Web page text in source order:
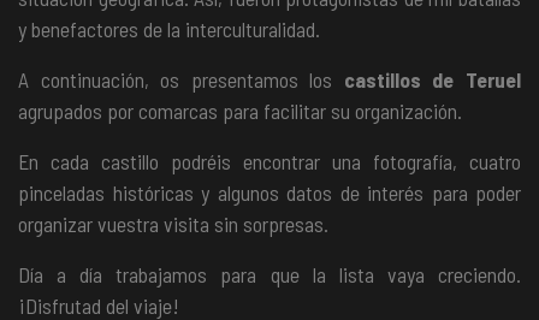
y benefactores de la interculturalidad.
A continuación, os presentamos los castillos de Teruel
agrupados por comarcas para facilitar su organización.
En cada castillo podréis encontrar una fotografía, cuatro
pinceladas históricas y algunos datos de interés para poder
organizar vuestra visita sin sorpresas.
Día a día trabajamos para que la lista vaya creciendo.
¡Disfrutad del viaje!